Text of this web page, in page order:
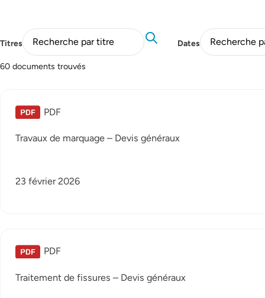
Titres Dates
60 documents trouvés
PDF
Travaux de marquage – Devis généraux
23 février 2026
PDF
Traitement de fissures – Devis généraux